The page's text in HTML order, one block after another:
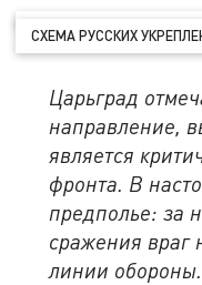
СХЕМА РУССКИХ
Царьград
направление,
является
фронта. В
предполье: за
сражения
линии обороны.